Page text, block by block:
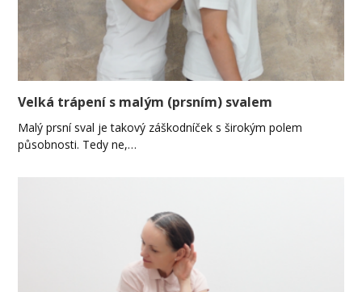
Velká trápení s malým (prsním) svalem
Malý prsní sval je takový záškodníček s širokým polem
působnosti. Tedy ne,…